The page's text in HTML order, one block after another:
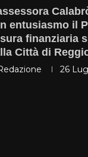
entusiasmo il
finanziaria
Città di
26